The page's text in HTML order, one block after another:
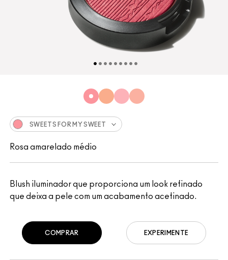
Blush iluminador que proporciona um look refinado
que deixa a pele com um acabamento acetinado.
SWEETS FOR MY SWEET
Rosa amarelado médio
EXPERIMENTE
COMPRAR